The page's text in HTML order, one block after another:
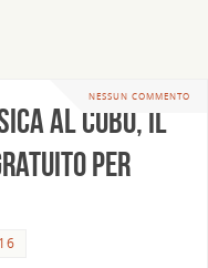
NESSUN COMMENTO
al Cubo, il
per